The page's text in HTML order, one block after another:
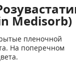
Medisorb)
пленочной
На поперечном